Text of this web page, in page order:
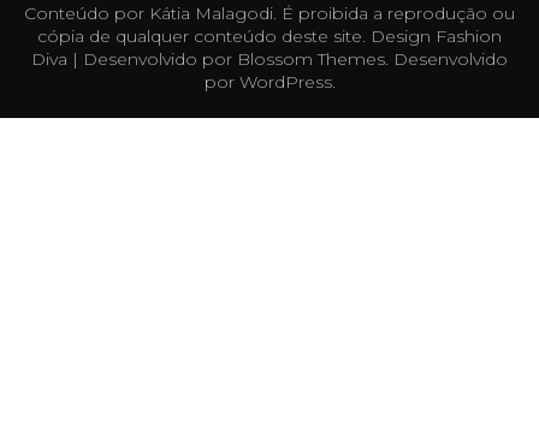
Conteúdo por Kátia Malagodi. É proibida a reprodução ou
cópia de qualquer conteúdo deste site. Design Fashion
Diva | Desenvolvido por Blossom Themes. Desenvolvido
por WordPress.